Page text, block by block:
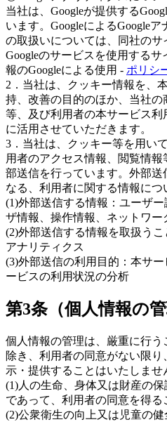
当社は、Googleが提供する
います。GoogleによるGoogle
の取扱いについては、同社のサ
Googleのサービスを使用する
報のGoogleによる使用 - ポリシ
2．当社は、クッキー情報を、
持、改善の目的のほか、当社
等、及び利用者の本サービス
に活用させていただきます。
3．当社は、クッキー等を用い
用者のアクセス情報、閲覧情
部送信を行っています。外部
なる、利用者に関する情報につ
(1)外部送信する情報：ユーザ
ザ情報、操作情報、ネットワー
(2)外部送信する情報を取扱う
アナリティクス
(3)外部送信の利用目的：本サ
ービスの利用状況の分析
第3条（個人情報の管
個人情報の管理は、厳重に行
除き、利用者の同意がない限
示・提供することはいたしませ
(1)人の生命、身体又は財産の
であって、利用者の同意を得る
(2)公衆衛生の向上又は児童の